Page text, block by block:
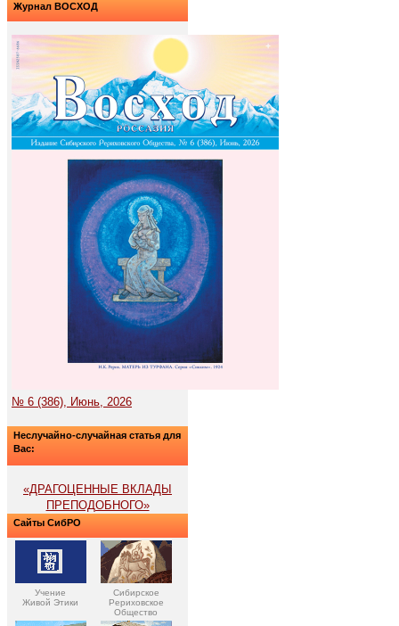
Журнал ВОСХОД
№ 6 (386), Июнь, 2026
Неслучайно-случайная статья для
Вас:
«ДРАГОЦЕННЫЕ ВКЛАДЫ
ПРЕПОДОБНОГО»
Сайты СибРО
Учение
Живой Этики
Сибирское
Рериховское
Общество